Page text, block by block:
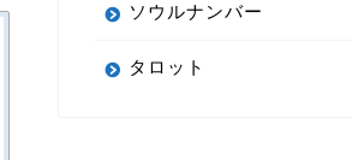
ソウルナンバー
タロット